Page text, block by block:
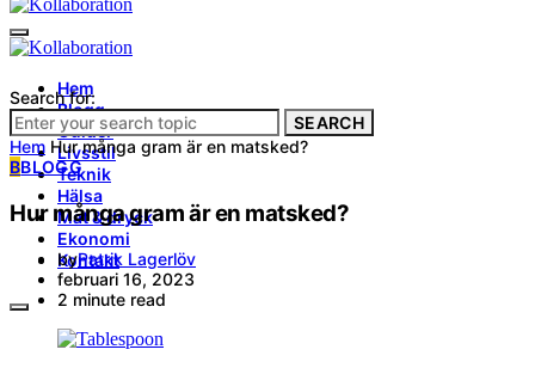
Hem
Blogg
Guider
Livsstil
Teknik
Hälsa
Mat & dryck
Ekonomi
Kontakt
Search for:
SEARCH
Hem Hur många gram är en matsked?
BBLOGG
Hur många gram är en matsked?
byPatrik Lagerlöv
februari 16, 2023
2 minute read